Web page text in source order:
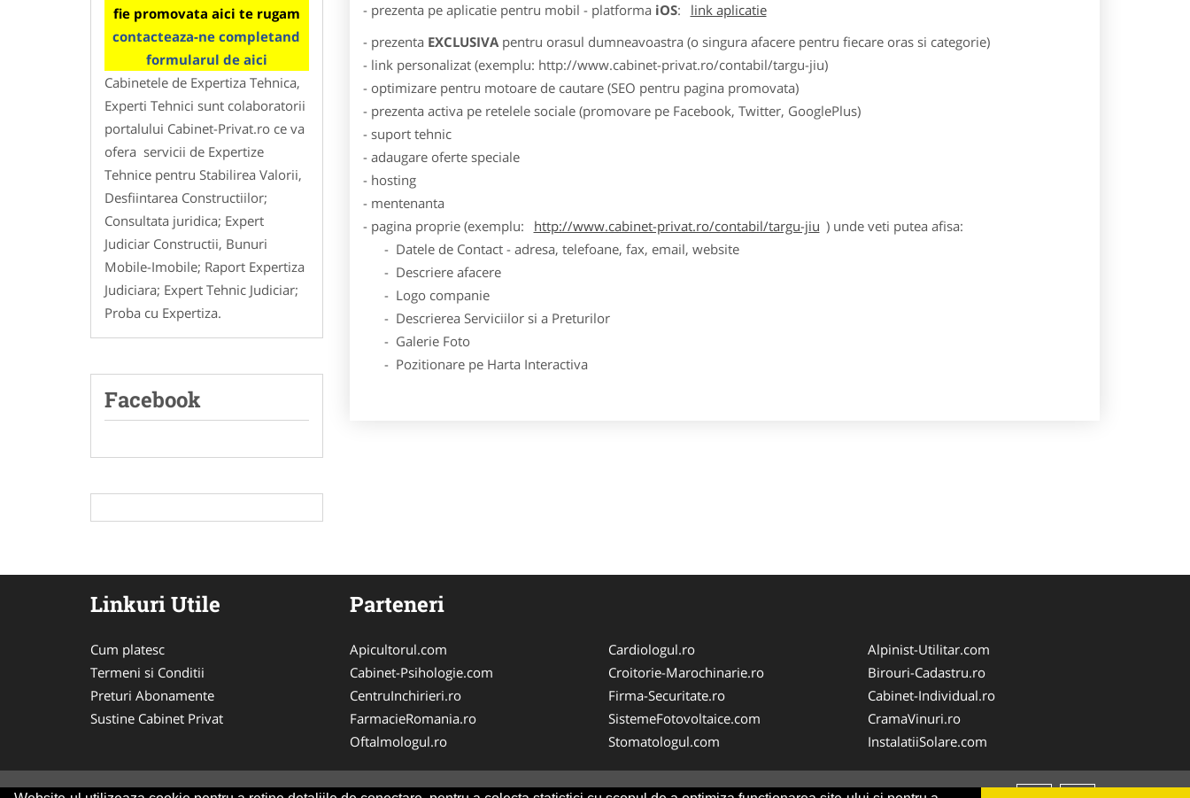
fie promovata aici te rugam
contacteaza-ne completand
formularul de aici
Cabinetele de Expertiza Tehnica,
Experti Tehnici sunt colaboratorii
portalului Cabinet-Privat.ro ce va
ofera servicii de Expertize
Tehnice pentru Stabilirea Valorii,
Desfiintarea Constructiilor;
Consultata juridica; Expert
Judiciar Constructii, Bunuri
Mobile-Imobile; Raport Expertiza
Judiciara; Expert Tehnic Judiciar;
Proba cu Expertiza.
Facebook
- prezenta pe aplicatie pentru mobil - platforma iOS:
link aplicatie
- prezenta EXCLUSIVApentru orasul dumneavoastra (o singura afacere pentru fiecare oras si categorie)
- link personalizat (exemplu: http://www.cabinet-privat.ro/contabil/targu-jiu)
- optimizare pentru motoare de cautare (SEO pentru pagina promovata)
- prezenta activa pe retelele sociale (promovare pe Facebook, Twitter, GooglePlus)
- suport tehnic
- adaugare oferte speciale
- hosting
- mentenanta
- pagina proprie (exemplu:
http://www.cabinet-privat.ro/contabil/targu-jiu ) unde veti putea afisa:
- Datele de Contact - adresa, telefoane, fax, email, website
- Descriere afacere
- Logo companie
- Descrierea Serviciilor si a Preturilor
- Galerie Foto
- Pozitionare pe Harta Interactiva
Linkuri Utile
Cum platesc
Termeni si Conditii
Preturi Abonamente
Sustine Cabinet Privat
Parteneri
Apicultorul.com
Cabinet-Psihologie.com
CentruInchirieri.ro
FarmacieRomania.ro
Oftalmologul.ro
Cardiologul.ro
Croitorie-Marochinarie.ro
Firma-Securitate.ro
SistemeFotovoltaice.com
Stomatologul.com
Alpinist-Utilitar.com
Birouri-Cadastru.ro
Cabinet-Individual.ro
CramaVinuri.ro
InstalatiiSolare.com